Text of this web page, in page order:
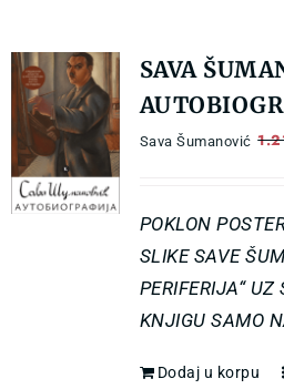
SAVA
Sava Šumanović
POKLON
SLIKE SAVE
PERIFERIJA“
KNJIGU SAMO
Dodaj u korpu